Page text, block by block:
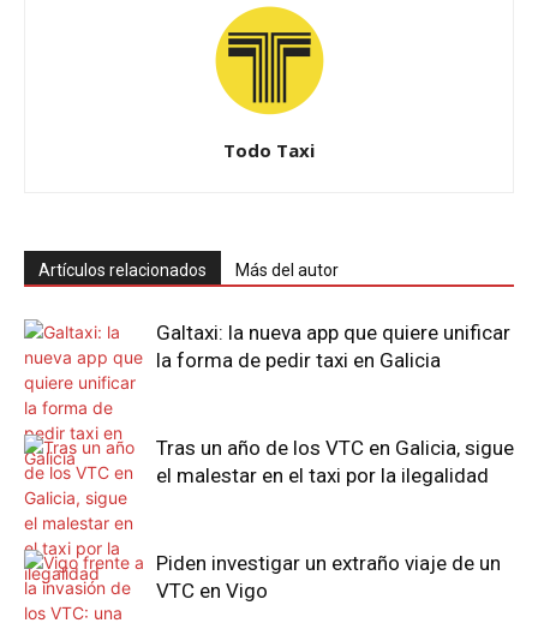
Todo Taxi
Artículos relacionados Más del autor
Galtaxi: la nueva app que quiere unificar
la forma de pedir taxi en Galicia
Tras un año de los VTC en Galicia, sigue
el malestar en el taxi por la ilegalidad
Piden investigar un extraño viaje de un
VTC en Vigo